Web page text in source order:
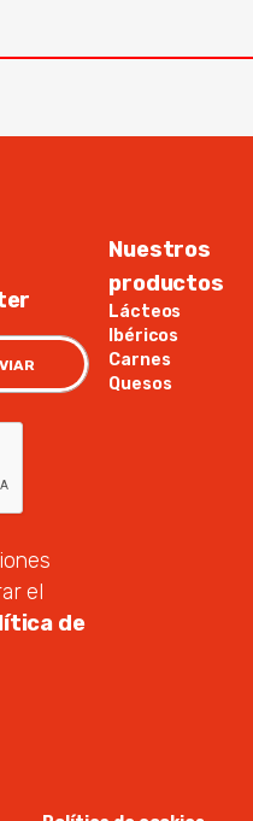
el
de
Nuestros
productos
Lácteos
Ibéricos
Carnes
Quesos